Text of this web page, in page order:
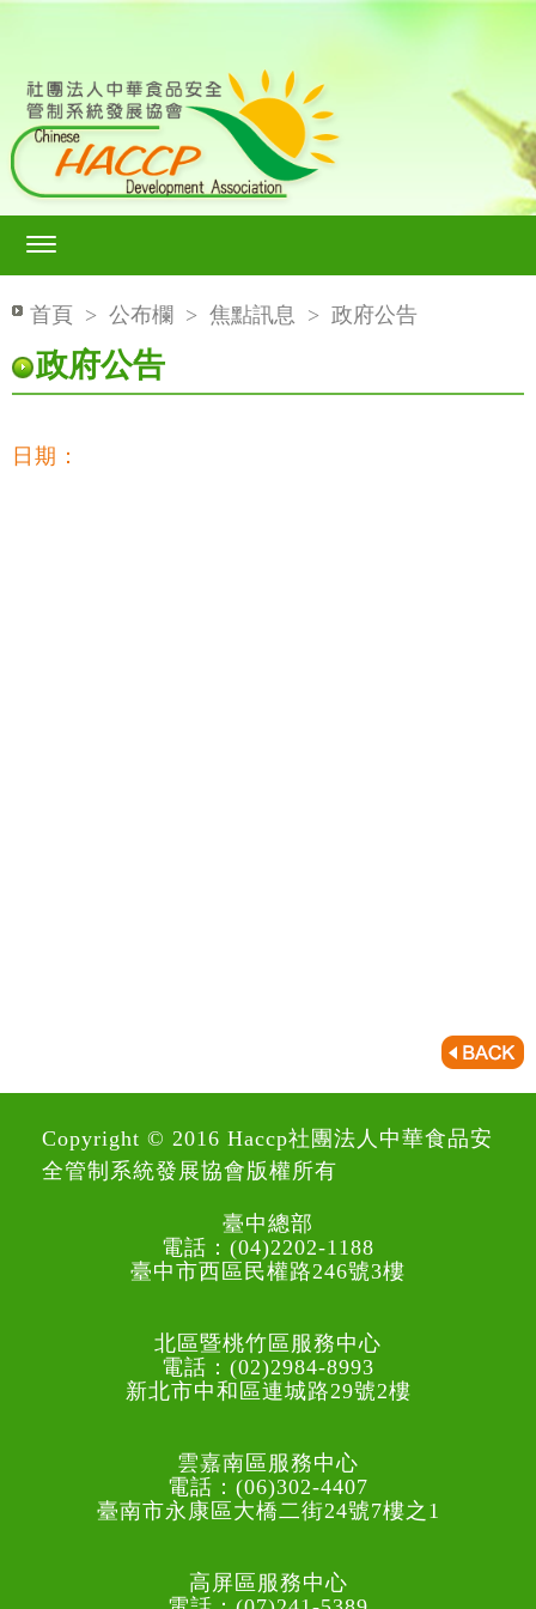
首頁 > 公布欄 > 焦點訊息 > 政府公告
政府公告
日期：
Copyright © 2016 Haccp社團法人中華食品安
全管制系統發展協會版權所有
臺中總部
電話：(04)2202-1188
臺中市西區民權路246號3樓
北區暨桃竹區服務中心
電話：(02)2984-8993
新北市中和區連城路29號2樓
雲嘉南區服務中心
電話：(06)302-4407
臺南市永康區大橋二街24號7樓之1
高屏區服務中心